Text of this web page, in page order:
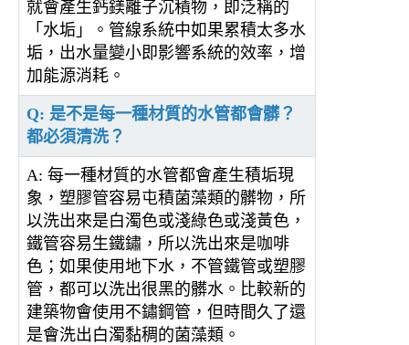
就會產生鈣鎂離子沉積物，即泛稱的
「水垢」。管線系統中如果累積太多水
垢，出水量變小即影響系統的效率，增
加能源消耗。
Q: 是不是每一種材質的水管都會髒？
都必須清洗？
A: 每一種材質的水管都會產生積垢現
象，塑膠管容易屯積菌藻類的髒物，所
以洗出來是白濁色或淺綠色或淺黃色，
鐵管容易生鐵鏽，所以洗出來是咖啡
色；如果使用地下水，不管鐵管或塑膠
管，都可以洗出很黑的髒水。比較新的
建築物會使用不鏽鋼管，但時間久了還
是會洗出白濁黏稠的菌藻類。